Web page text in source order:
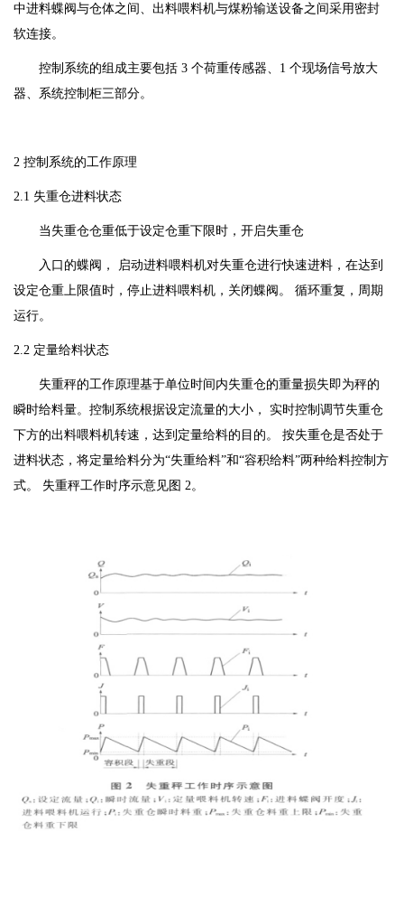
中进料蝶阀与仓体之间、出料喂料机与煤粉输送设备之间采用密封
软连接。
控制系统的组成主要包括 3 个荷重传感器、1 个现场信号放大
器、系统控制柜三部分。
2 控制系统的工作原理
2.1 失重仓进料状态
当失重仓仓重低于设定仓重下限时，开启失重仓
入口的蝶阀， 启动进料喂料机对失重仓进行快速进料，在达到
设定仓重上限值时，停止进料喂料机，关闭蝶阀。 循环重复，周期
运行。
2.2 定量给料状态
失重秤的工作原理基于单位时间内失重仓的重量损失即为秤的
瞬时给料量。控制系统根据设定流量的大小， 实时控制调节失重仓
下方的出料喂料机转速，达到定量给料的目的。 按失重仓是否处于
进料状态，将定量给料分为“失重给料”和“容积给料”两种给料控制方
式。 失重秤工作时序示意见图 2。